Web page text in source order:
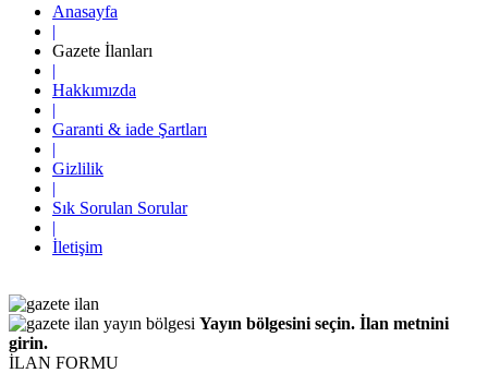
Anasayfa
|
Gazete İlanları
|
Hakkımızda
|
Garanti & iade Şartları
|
Gizlilik
|
Sık Sorulan Sorular
|
İletişim
Yayın bölgesini seçin. İlan metnini
girin.
İLAN FORMU